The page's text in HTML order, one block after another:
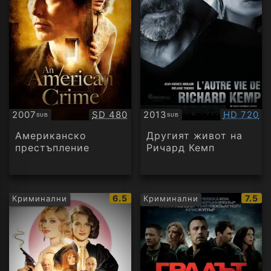
2007SUB
Субтитри Качество:
SD 480
Американско
престъпление
2013SUB
Субтитри HD 720
Другият живот на
Ричард Кемп
Криминални
IMDb
рейтинг:
6.5 Криминални
IMDb
7.5